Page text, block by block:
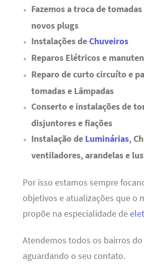
Fazemos a troca de
novos plugs
Instalações de Chuveiros
Reparos Elétricos e
Reparo de curto circuíto e
tomadas e Lâmpadas
Conserto e instalações de
disjuntores e fiações
Instalação de Luminárias,
ventiladores, arandelas e
Por isso estamos sempre
objetivos e atualizações que o
propõe na especialidade de
Atendemos todos os bairros do
aguardando o seu contato.